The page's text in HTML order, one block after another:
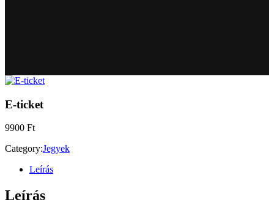
E-ticket
9900 Ft
Category:Jegyek
Leírás
Leírás